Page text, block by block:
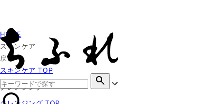
search
HOME
スキンケア
戻る
スキンケア TOP
クレンジング